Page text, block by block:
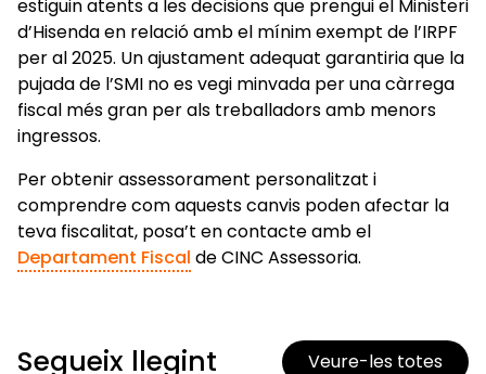
estiguin atents a les decisions que prengui el Ministeri
d’Hisenda en relació amb el mínim exempt de l’IRPF
per al 2025. Un ajustament adequat garantiria que la
pujada de l’SMI no es vegi minvada per una càrrega
fiscal més gran per als treballadors amb menors
ingressos.
Per obtenir assessorament personalitzat i
comprendre com aquests canvis poden afectar la
teva fiscalitat, posa’t en contacte amb el
Departament Fiscal de CINC Assessoria.
Segueix llegint Veure-les totes